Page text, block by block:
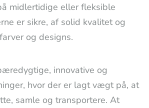
midlertidige eller fleksible
er sikre, af solid kvalitet og
og designs.
innovative og
hvor der er lagt vægt på, at
samle og transportere. At